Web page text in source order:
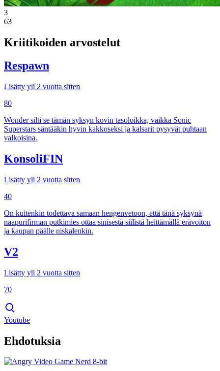
3
63
Kriitikoiden arvostelut
Respawn
Lisätty yli 2 vuotta sitten
80
Wonder silti se tämän syksyn kovin tasoloikka, vaikka Sonic
Superstars säntääkin hyvin kakkoseksi ja kalsarit pysyvät puhtaan
valkoisina.
KonsoliFIN
Lisätty yli 2 vuotta sitten
40
On kuitenkin todettava samaan hengenvetoon, että tänä syksynä
naapurifirman putkimies ottaa sinisestä siilistä heittämällä erävoiton
ja kaupan päälle niskalenkin.
V2
Lisätty yli 2 vuotta sitten
70
Youtube
Ehdotuksia